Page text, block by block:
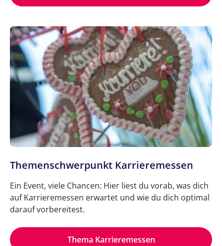
Themenschwerpunkt Karrieremessen
Ein Event, viele Chancen: Hier liest du vorab, was dich
auf Karrieremessen erwartet und wie du dich optimal
darauf vorbereitest.
Thema Karrieremessen